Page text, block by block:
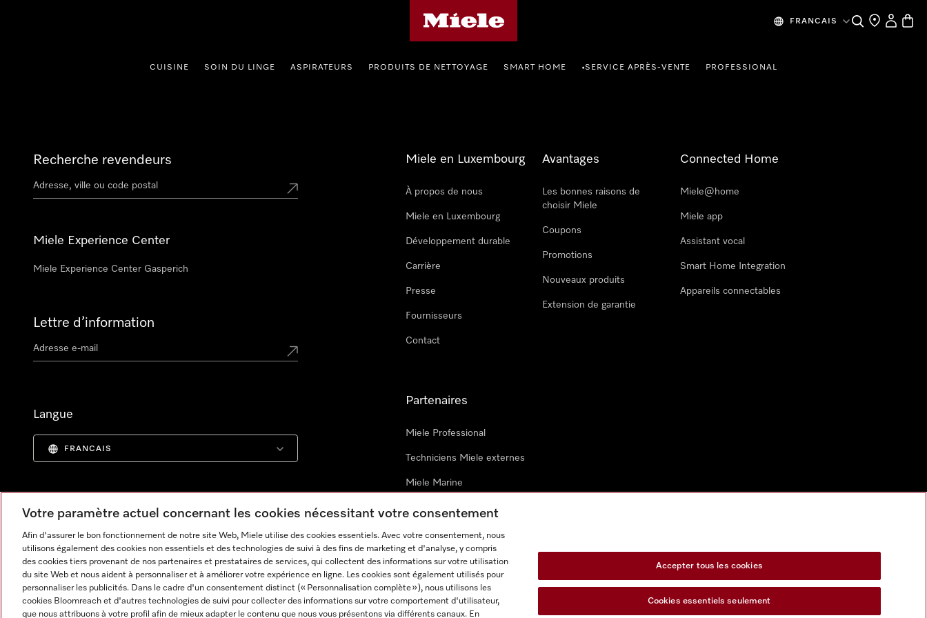
FRANCAIS Recherche
MesPanier
CUISINE SOIN DU LINGE ASPIRATEURS PRODUITS DE NETTOYAGE SMART HOME •SERVICE APRÈS-VENTE PROFESSIONAL
Recherche revendeurs
Miele Experience Center
Miele Experience Center Gasperich
Lettre d’information
Langue
FRANCAIS
Miele en Luxembourg
À propos de nous
Miele en Luxembourg
Développement durable
Carrière
Presse
Fournisseurs
Contact
Avantages
Les bonnes raisons de
choisir Miele
Coupons
Promotions
Nouveaux produits
Extension de garantie
Connected Home
Miele@home
Miele app
Assistant vocal
Smart Home Integration
Appareils connectables
Partenaires
Miele Professional
Techniciens Miele externes
Miele Marine
Architectes & promoteurs
Informations légales CGV Protection des données Conditions d’utilisation Déclaration d'accessibilité
Formulaire de rétractation
Votre paramètre actuel concernant les cookies nécessitant votre consentement
Afin d'assurer le bon fonctionnement de notre site Web, Miele utilise des cookies essentiels. Avec votre consentement, nous
utilisons également des cookies non essentiels et des technologies de suivi à des fins de marketing et d'analyse, y compris
des cookies tiers provenant de nos partenaires et prestataires de services, qui collectent des informations sur votre utilisation
du site Web et nous aident à personnaliser et à améliorer votre expérience en ligne. Les cookies sont également utilisés pour
personnaliser les publicités. Dans le cadre d'un consentement distinct (« Personnalisation complète »), nous utilisons les
cookies Bloomreach et d'autres technologies de suivi pour collecter des informations sur votre comportement d'utilisateur,
que nous attribuons à votre profil afin de mieux adapter le contenu que nous vous présentons via différents canaux. En
Accepter tous les cookies
Cookies essentiels seulement